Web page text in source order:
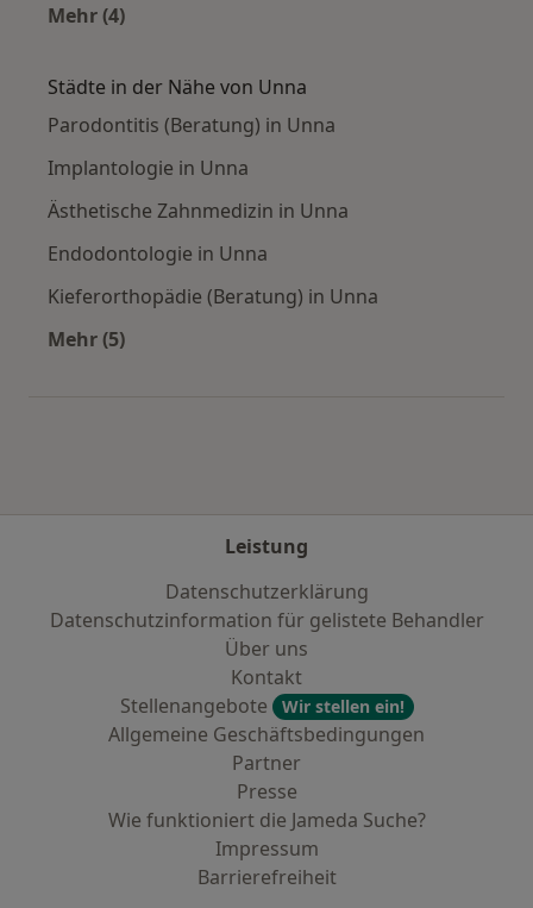
Mehr (4)
Städte in der Nähe von Unna
Parodontitis (Beratung) in Unna
Implantologie in Unna
Ästhetische Zahnmedizin in Unna
Endodontologie in Unna
Kieferorthopädie (Beratung) in Unna
Mehr (5)
Leistung
Datenschutzerklärung
Datenschutzinformation für gelistete Behandler
Über uns
Kontakt
Stellenangebote
Wir stellen ein!
Allgemeine Geschäftsbedingungen
Partner
Presse
Wie funktioniert die Jameda Suche?
Impressum
Barrierefreiheit